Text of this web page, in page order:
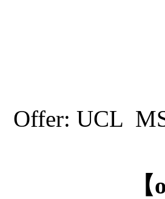
Offer: UCL
【